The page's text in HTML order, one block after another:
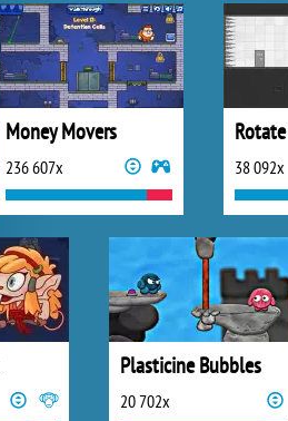
Money Movers
236 607x
Rotate
38 092x
Plasticine Bubbles
20 702x